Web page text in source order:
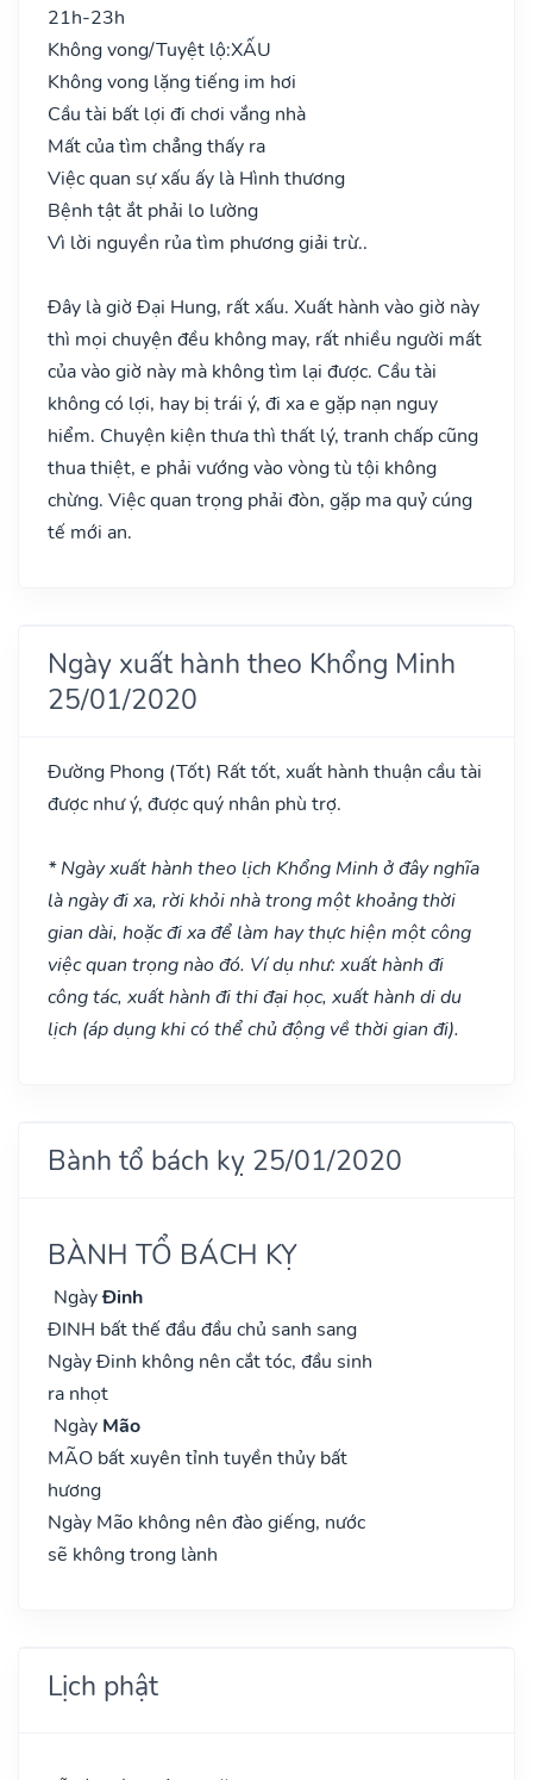
21h-23h
Không vong/Tuyệt lộ:XẤU
Không vong lặng tiếng im hơi
Cầu tài bất lợi đi chơi vắng nhà
Mất của tìm chẳng thấy ra
Việc quan sự xấu ấy là Hình thương
Bệnh tật ắt phải lo lường
Vì lời nguyền rủa tìm phương giải trừ..
Đây là giờ Đại Hung, rất xấu. Xuất hành vào giờ này
thì mọi chuyện đều không may, rất nhiều người mất
của vào giờ này mà không tìm lại được. Cầu tài
không có lợi, hay bị trái ý, đi xa e gặp nạn nguy
hiểm. Chuyện kiện thưa thì thất lý, tranh chấp cũng
thua thiệt, e phải vướng vào vòng tù tội không
chừng. Việc quan trọng phải đòn, gặp ma quỷ cúng
tế mới an.
Ngày xuất hành theo Khổng Minh
25/01/2020
Đường Phong (Tốt) Rất tốt, xuất hành thuận cầu tài
được như ý, được quý nhân phù trợ.
* Ngày xuất hành theo lịch Khổng Minh ở đây nghĩa
là ngày đi xa, rời khỏi nhà trong một khoảng thời
gian dài, hoặc đi xa để làm hay thực hiện một công
việc quan trọng nào đó. Ví dụ như: xuất hành đi
công tác, xuất hành đi thi đại học, xuất hành di du
lịch (áp dụng khi có thể chủ động về thời gian đi).
Bành tổ bách kỵ 25/01/2020
BÀNH TỔ BÁCH KỴ
NgàyĐinh
ĐINH bất thế đầu đầu chủ sanh sang
Ngày Đinh không nên cắt tóc, đầu sinh
ra nhọt
Ngày Mão
MÃO bất xuyên tỉnh tuyền thủy bất
hương
Ngày Mão không nên đào giếng, nước
sẽ không trong lành
Lịch phật